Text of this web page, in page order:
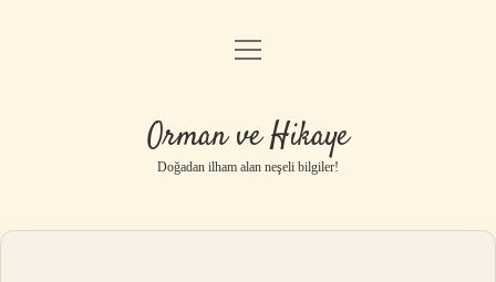
Anasayfa
Yasal Uyarı
menüyü
Orman ve Hikaye
Doğadan ilham alan neşeli bilgiler!